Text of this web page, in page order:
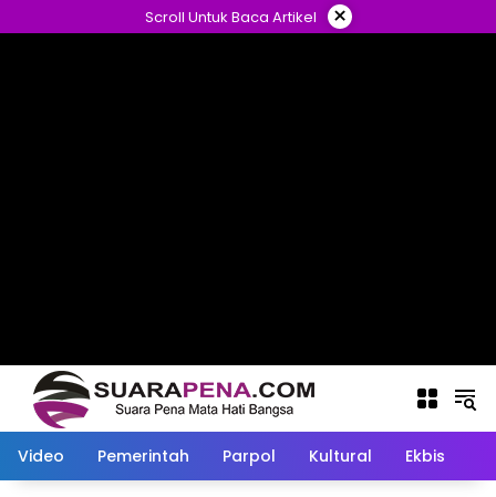
ke
Scroll Untuk Baca Artikel ×
Video Pemerintah Parpol Kultural Ekbis